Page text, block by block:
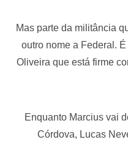
Mas parte da militância
outro nome a Federal.
Oliveira que está firme
Enquanto Marcius vai
Córdova, Lucas